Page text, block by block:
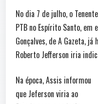
No dia 7 de julho, o
PTB no Espírito Santo,
Gonçalves, de A Gazeta,
Roberto Jefferson iria
Na época, Assis informou
que Jeferson viria ao